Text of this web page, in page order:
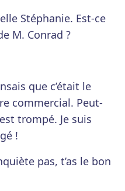
Stéphanie. Est-ce
M. Conrad ?
que c’était le
commercial. Peut-
trompé. Je suis
!
pas, t’as le bon